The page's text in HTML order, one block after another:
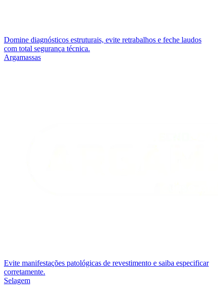
Domine diagnósticos estruturais, evite retrabalhos e feche laudos
com total segurança técnica.
Argamassas
Evite manifestações patológicas de revestimento e saiba especificar
corretamente.
Selagem